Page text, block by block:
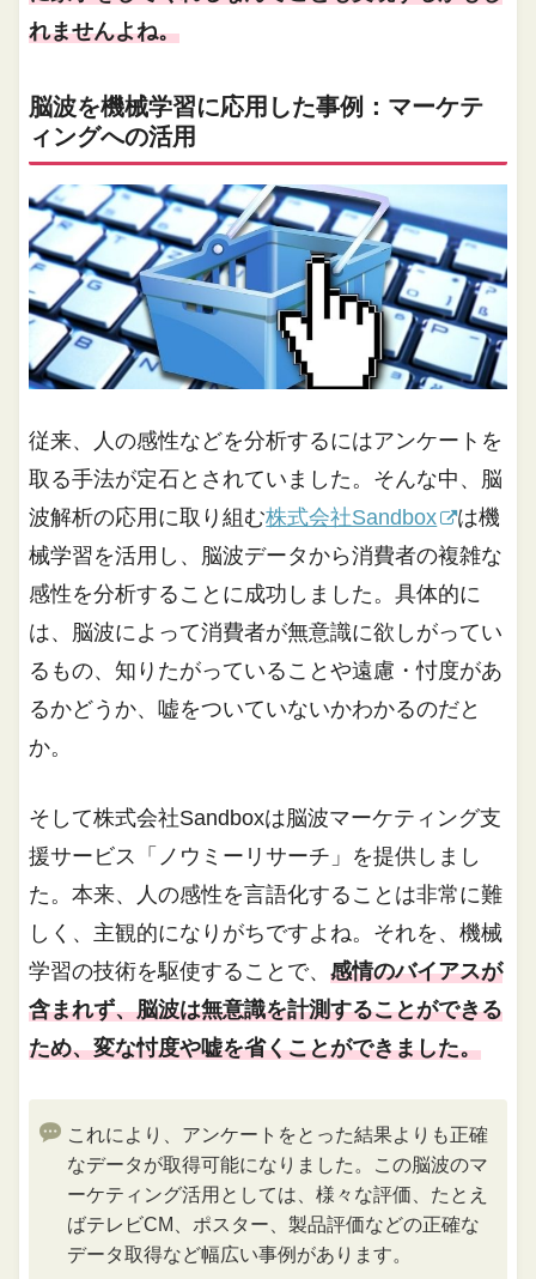
れませんよね。
脳波を機械学習に応用した事例：マーケテ
ィングへの活用
従来、人の感性などを分析するにはアンケートを
取る手法が定石とされていました。そんな中、脳
波解析の応用に取り組む株式会社Sandbox
は機
械学習を活用し、脳波データから消費者の複雑な
感性を分析することに成功しました。具体的に
は、脳波によって消費者が無意識に欲しがってい
るもの、知りたがっていることや遠慮・忖度があ
るかどうか、嘘をついていないかわかるのだと
か。
そして株式会社Sandboxは脳波マーケティング支
援サービス「ノウミーリサーチ」を提供しまし
た。本来、人の感性を言語化することは非常に難
しく、主観的になりがちですよね。それを、機械
学習の技術を駆使することで、感情のバイアスが
含まれず、脳波は無意識を計測することができる
ため、変な忖度や嘘を省くことができました。
これにより、アンケートをとった結果よりも正確
なデータが取得可能になりました。この脳波のマ
ーケティング活用としては、様々な評価、たとえ
ばテレビCM、ポスター、製品評価などの正確な
データ取得など幅広い事例があります。